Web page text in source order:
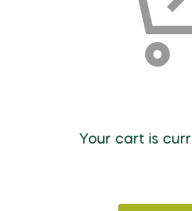
Your cart is